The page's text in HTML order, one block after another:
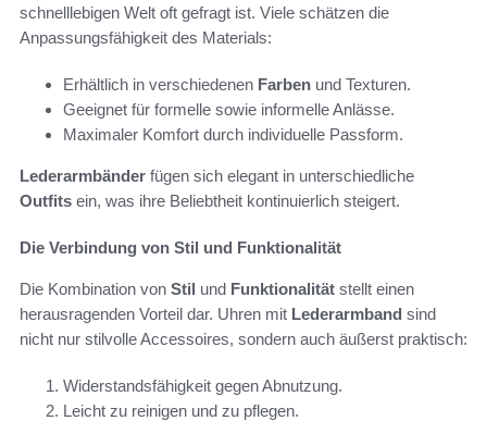
schnelllebigen Welt oft gefragt ist. Viele schätzen die
Anpassungsfähigkeit des Materials:
Erhältlich in verschiedenen Farben und Texturen.
Geeignet für formelle sowie informelle Anlässe.
Maximaler Komfort durch individuelle Passform.
Lederarmbänder fügen sich elegant in unterschiedliche
Outfits ein, was ihre Beliebtheit kontinuierlich steigert.
Die Verbindung von Stil und Funktionalität
Die Kombination von Stil und Funktionalität stellt einen
herausragenden Vorteil dar. Uhren mit Lederarmband sind
nicht nur stilvolle Accessoires, sondern auch äußerst praktisch:
Widerstandsfähigkeit gegen Abnutzung.
Leicht zu reinigen und zu pflegen.